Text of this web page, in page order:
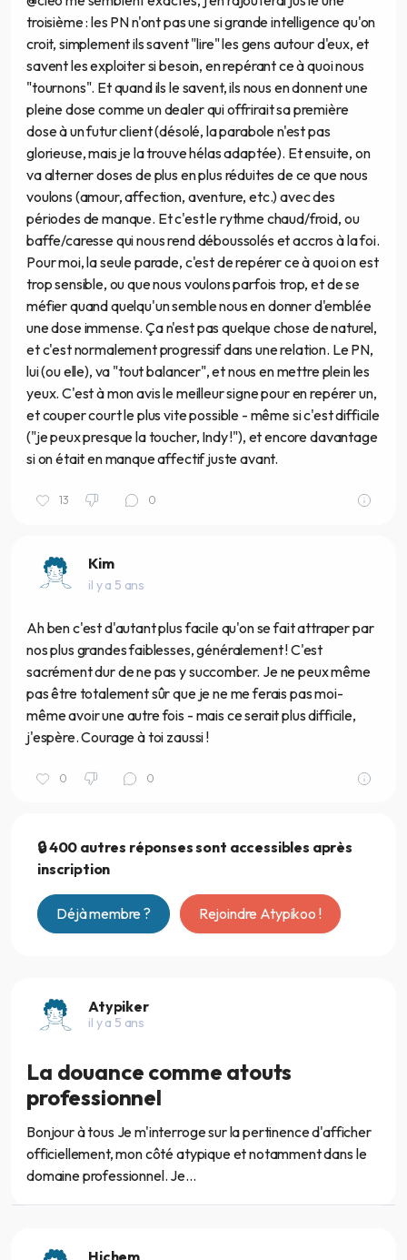
troisième : les PN n'ont pas une si grande intelligence qu'on
croit, simplement ils savent "lire" les gens autour d'eux, et
savent les exploiter si besoin, en repérant ce à quoi nous
"tournons". Et quand ils le savent, ils nous en donnent une
pleine dose comme un dealer qui offrirait sa première
dose à un futur client (désolé, la parabole n'est pas
glorieuse, mais je la trouve hélas adaptée). Et ensuite, on
va alterner doses de plus en plus réduites de ce que nous
voulons (amour, affection, aventure, etc.) avec des
périodes de manque. Et c'est le rythme chaud/froid, ou
baffe/caresse qui nous rend déboussolés et accros à la foi.
Pour moi, la seule parade, c'est de repérer ce à quoi on est
trop sensible, ou que nous voulons parfois trop, et de se
méfier quand quelqu'un semble nous en donner d'emblée
une dose immense. Ça n'est pas quelque chose de naturel,
et c'est normalement progressif dans une relation. Le PN,
lui (ou elle), va "tout balancer", et nous en mettre plein les
yeux. C'est à mon avis le meilleur signe pour en repérer un,
et couper court le plus vite possible - même si c'est difficile
("je peux presque la toucher, Indy !"), et encore davantage
si on était en manque affectif juste avant.
13 0
Kim
il y a 5 ans
Ah ben c'est d'autant plus facile qu'on se fait attraper par
nos plus grandes faiblesses, généralement ! C'est
sacrément dur de ne pas y succomber. Je ne peux même
pas être totalement sûr que je ne me ferais pas moi-
même avoir une autre fois - mais ce serait plus difficile,
j'espère. Courage à toi zaussi !
0 0
🔒 400 autres réponses sont accessibles après
inscription
Déjà membre ? Rejoindre Atypikoo !
Atypiker
il y a 5 ans
La douance comme atouts
professionnel
Bonjour à tous Je m'interroge sur la pertinence d'afficher
officiellement, mon côté atypique et notamment dans le
domaine professionnel. Je...